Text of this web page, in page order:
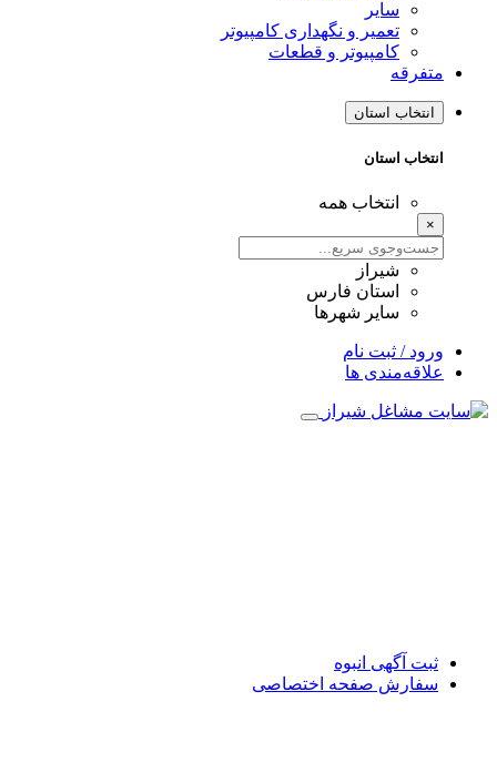
تعمیر و نگهداری کامپیوتر
کامپیوتر و قطعات
استان
استان
انتخاب همه
استان فارس
سایر شهرها
/ ثبت نام
ها
آگهی انبوه
صفحه اختصاصی